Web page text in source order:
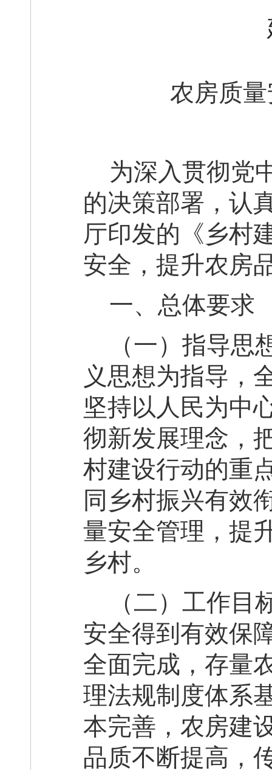
农房质
为深入贯彻党
的决策部署，认
厅印发的《乡村
安全，提升农房
一、 总体要求
（一）指导思
义思想为指导，
坚持以人民为中
彻新发展理念，
村建设行动的重
同乡村振兴有效
量安全管理，提
乡村。
（二）工作目
安全得到有效保
全面完成，存量
理法规制度体系
本完善，农房建
品质不断提高，